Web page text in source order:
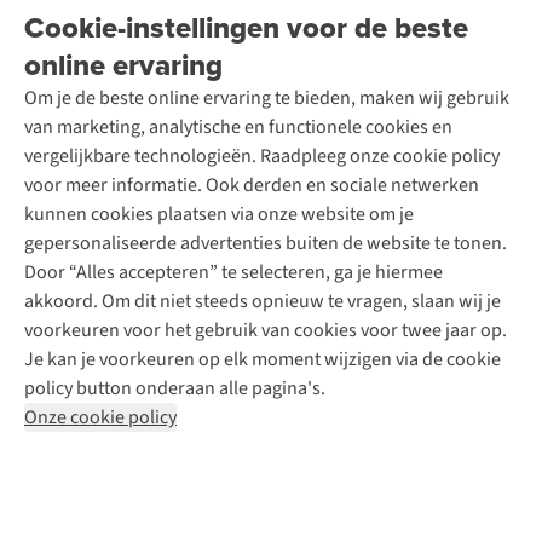
Cookie-instellingen voor de beste
online ervaring
Om je de beste online ervaring te bieden, maken wij gebruik
van marketing, analytische en functionele cookies en
vergelijkbare technologieën. Raadpleeg onze cookie policy
voor meer informatie. Ook derden en sociale netwerken
kunnen cookies plaatsen via onze website om je
gepersonaliseerde advertenties buiten de website te tonen.
Door “Alles accepteren” te selecteren, ga je hiermee
akkoord. Om dit niet steeds opnieuw te vragen, slaan wij je
voorkeuren voor het gebruik van cookies voor twee jaar op.
Je kan je voorkeuren op elk moment wijzigen via de cookie
policy button onderaan alle pagina's.
Onze cookie policy
Garantie
Contact
Onze winkels
Over A.S.Adventure
Toegankelijkheidsverklaring
Ski-onderhoud
Wasservice
Schoenonderhoud
Schoenherstelling
Kledingherstelling
Retouches
Voor bedrijven
A.S.Magazine
Podcast
Explore Academy
Explore Camp
Gear Check
Inspiratie & advies
Meld je aan voor de nieuwsbrief
Follow us
Disclaimer Privacy Policy
Algemene voorwaarden
Cookie Policy